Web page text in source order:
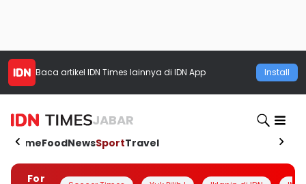
Baca artikel IDN Times lainnya di IDN App Install
JABAR
HomeFoodNewsSportTravel
For